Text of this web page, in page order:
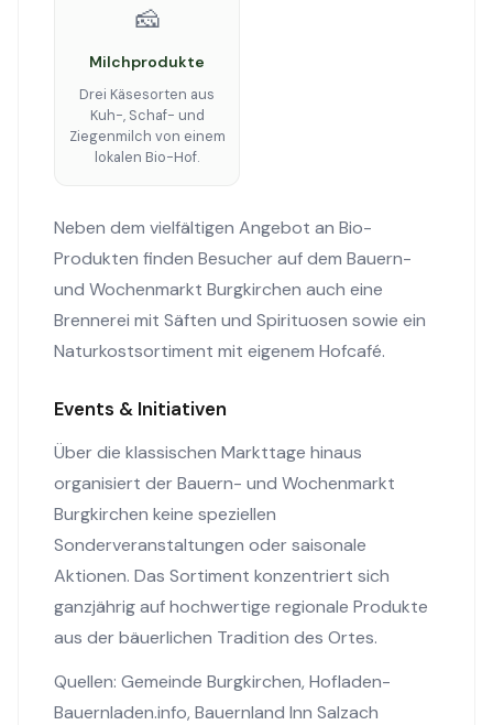
🧀
Milchprodukte
Drei Käsesorten aus
Kuh-, Schaf- und
Ziegenmilch von einem
lokalen Bio-Hof.
Neben dem vielfältigen Angebot an Bio-
Produkten finden Besucher auf dem Bauern-
und Wochenmarkt Burgkirchen auch eine
Brennerei mit Säften und Spirituosen sowie ein
Naturkostsortiment mit eigenem Hofcafé.
Events & Initiativen
Über die klassischen Markttage hinaus
organisiert der Bauern- und Wochenmarkt
Burgkirchen keine speziellen
Sonderveranstaltungen oder saisonale
Aktionen. Das Sortiment konzentriert sich
ganzjährig auf hochwertige regionale Produkte
aus der bäuerlichen Tradition des Ortes.
Quellen: Gemeinde Burgkirchen, Hofladen-
Bauernladen.info, Bauernland Inn Salzach